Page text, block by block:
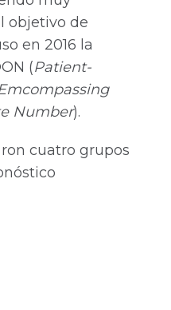
objetivo de
en 2016 la
(Patient-
Number).
cuatro grupos